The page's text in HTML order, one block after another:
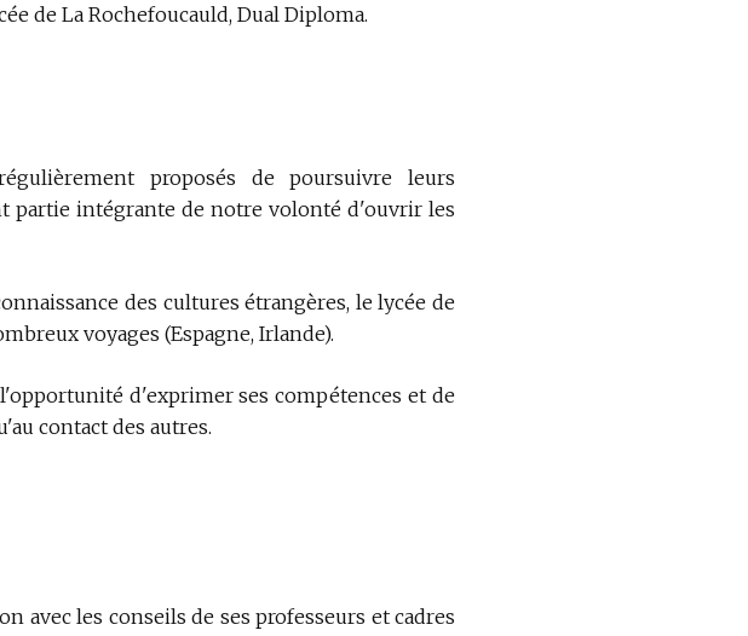
de La Rochefoucauld, Dual Diploma.
proposés de poursuivre leurs
partie intégrante de notre volonté d'ouvrir les
des cultures étrangères, le lycée de
voyages (Espagne, Irlande).
d'exprimer ses compétences et de
contact des autres.
avec les conseils de ses professeurs et cadres